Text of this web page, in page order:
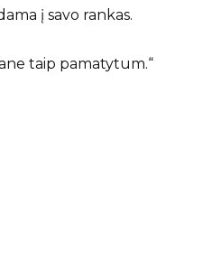
į savo rankas.
taip pamatytum.“